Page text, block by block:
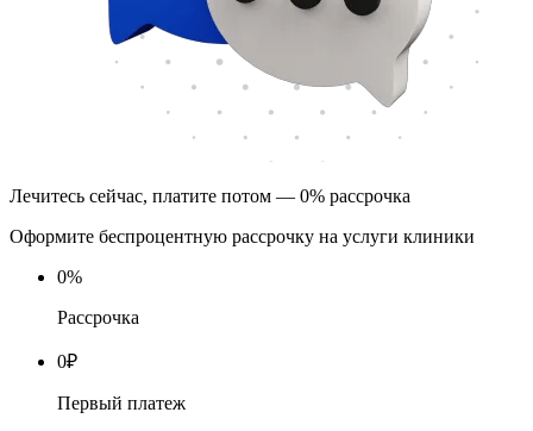
Лечитесь сейчас, платите потом — 0% рассрочка
Оформите беспроцентную рассрочку на услуги клиники
0%
Рассрочка
0₽
Первый платеж